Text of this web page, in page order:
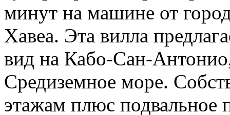
минут на машине от
Хавеа. Эта вилла
вид на Кабо-Сан-
Средиземное море.
этажам плюс подвальное